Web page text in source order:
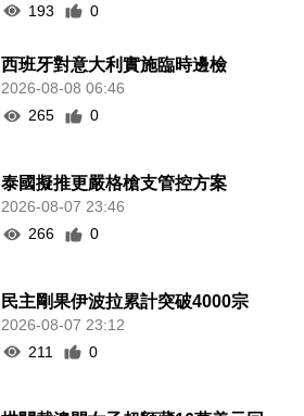
193
0
西班牙對意大利實施臨時邊檢
2026-08-08 06:46
265
0
泰國擬推更嚴格槍支管控方案
2026-08-07 23:46
266
0
民主剛果伊波拉累計突破4000宗
2026-08-07 23:12
211
0